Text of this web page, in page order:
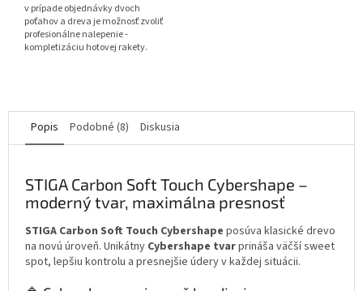
hviezdičiek.
v prípade objednávky dvoch
poťahov a dreva je možnosť zvoliť
profesionálne nalepenie -
kompletizáciu hotovej rakety.
Popis Podobné (8) Diskusia
STIGA Carbon Soft Touch Cybershape –
moderný tvar, maximálna presnosť
STIGA Carbon Soft Touch Cybershape posúva klasické drevo
na novú úroveň. Unikátny Cybershape tvarprináša väčší sweet
spot, lepšiu kontrolu a presnejšie údery v každej situácii.